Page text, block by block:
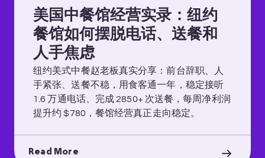
美国中餐馆经营实录：纽约
餐馆如何摆脱电话、送餐和
人手焦虑
纽约美式中餐赵老板真实分享：前台辞职、人
手紧张、送餐不稳，用食客通一年，稳定接听
1.6 万通电话、完成 2850+ 次送餐，每周净利润
提升约 $780，餐馆经营真正走向稳定。
Read More